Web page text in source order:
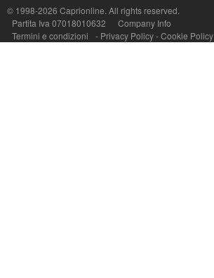
© 1998-2026 Caprionline. All rights reserved.
Partita Iva 07018010632
Company Info
Termini e condizioni
- Privacy Policy-Cookie Policy